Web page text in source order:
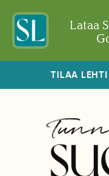
Lataa
TILAA LEHTI